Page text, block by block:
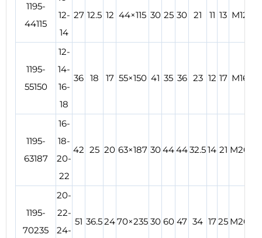
1195-
44115
12-
14
27 12.5 12 44×115 30 25 30 21 11 13 M12
1195-
55150
12-
14-
16-
18
36 18 17 55×150 41 35 36 23 12 17 M16
1195-
63187
16-
18-
20-
22
42 25 20 63×187 30444432.514 21 M20
1195-
70235
20-
22-
24-
51 36.52470×235 30 60 47 34 1725 M20